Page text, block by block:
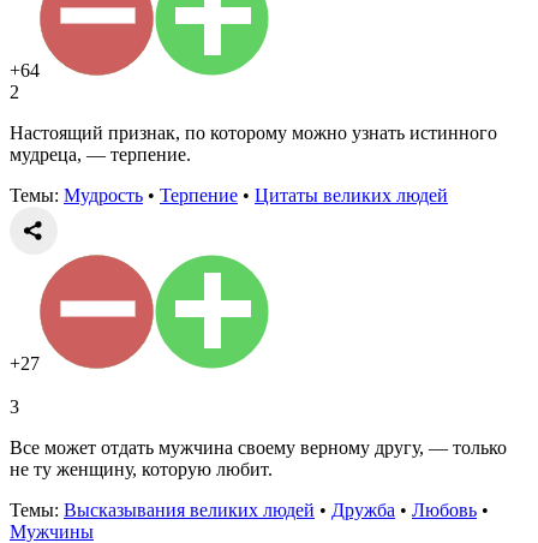
+64
2
Настоящий признак, по которому можно узнать истинного
мудреца, — терпение.
Темы: Мудрость • Терпение • Цитаты великих людей
+27
3
Все может отдать мужчина своему верному другу, — только
не ту женщину, которую любит.
Темы: Высказывания великих людей • Дружба • Любовь •
Мужчины